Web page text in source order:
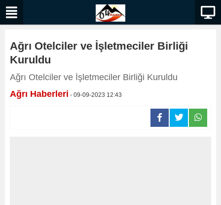
Ağrı Otelciler ve İşletmeciler Birliği
Kuruldu
Ağrı Otelciler ve İşletmeciler Birliği Kuruldu
Ağrı Haberleri - 09-09-2023 12:43